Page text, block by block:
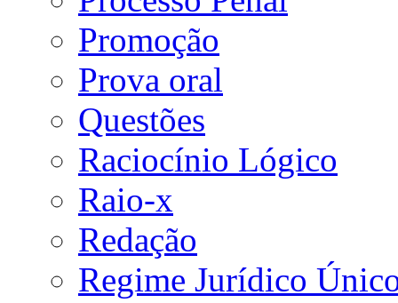
Promoção
Prova oral
Questões
Raciocínio Lógico
Raio-x
Redação
Regime Jurídico